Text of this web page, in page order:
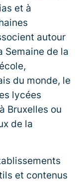
et à
autour
Semaine de la
du monde, le
lycées
Bruxelles ou
de la
et contenus